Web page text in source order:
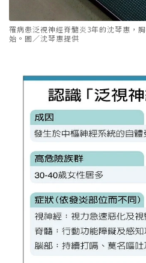
罹病患泛視神經脊髓炎3年的沈琴惠，
始。圖／沈琴惠提供